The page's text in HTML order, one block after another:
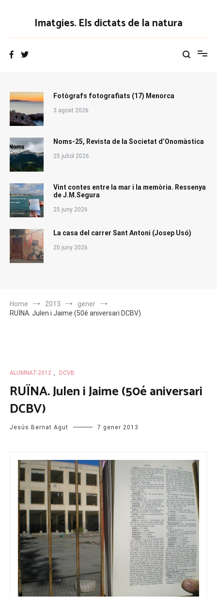
Imatgies. Els dictats de la natura
Fotògrafs fotografiats (17) Menorca
3 agost 2026
Noms-25, Revista de la Societat d’Onomàstica
25 juliol 2026
Vint contes entre la mar i la memòria. Ressenya
de J.M.Segura
25 juny 2026
La casa del carrer Sant Antoni (Josep Usó)
20 juny 2026
Home 2013
gener
RUÏNA. Julen i Jaime (50é aniversari DCBV)
ALUMNAT-2012 , DCVB
RUÏNA. Julen i Jaime (50é aniversari
DCBV)
Jesús Bernat Agut 7 gener 2013